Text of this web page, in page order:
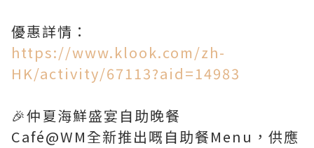
https://www.klook.com/zh-
HK/activity/67113?aid=14983
🎉仲夏海鮮盛宴自助晚餐
Café@WM全新推出嘅自助餐Menu，供應